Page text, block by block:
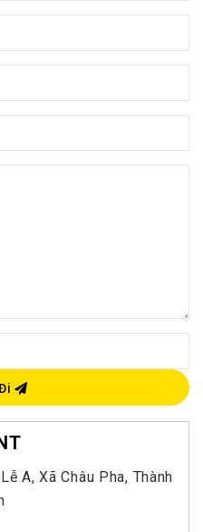
A, Xã Châu Pha, Thành